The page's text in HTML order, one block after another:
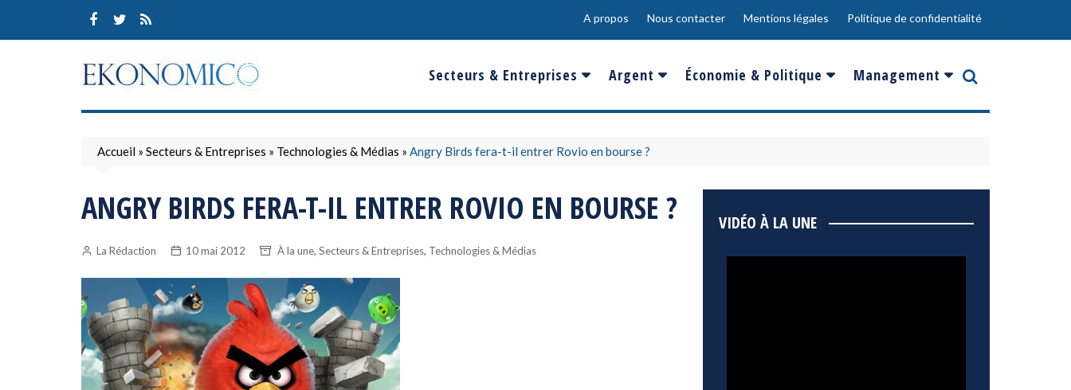
content
A propos Nous contacter Mentions légales Politique de confidentialité
Secteurs & Entreprises
Banques & Finances
Conso & Distrib
Environnement
Argent
Salaire
Sport
Epargne & Placements
Économie & Politique
France
Management
Innovation
Accueil » Secteurs & Entreprises » Technologies & Médias » Angry Birds fera-t-il entrer Rovio en bourse ?
ANGRY BIRDS FERA-T-IL ENTRER ROVIO EN BOURSE ?
La Rédaction 10 mai 2012 À la une, Secteurs & Entreprises, Technologies & Médias
VIDÉO À LA UNE